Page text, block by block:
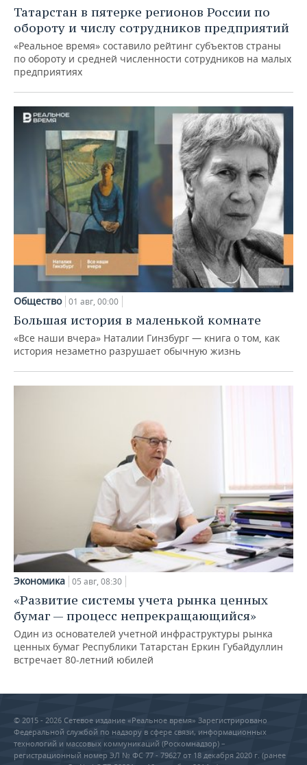
Татарстан в пятерке регионов России по
обороту и числу сотрудников предприятий
«Реальное время» составило рейтинг субъектов страны
по обороту и средней численности сотрудников на малых
предприятиях
Общество 01 авг, 00:00
Большая история в маленькой комнате
«Все наши вчера» Наталии Гинзбург — книга о том, как
история незаметно разрушает обычную жизнь
Экономика 05 авг, 08:30
«Развитие системы учета рынка ценных
бумаг — процесс непрекращающийся»
Один из основателей учетной инфраструктуры рынка
ценных бумаг Республики Татарстан Еркин Губайдуллин
встречает 80-летний юбилей
© 2015 - 2026 Сетевое издание «Реальное время» Зарегистрировано
Федеральной службой по надзору в сфере связи, информационных
технологий и массовых коммуникаций (Роскомнадзор) –
регистрационный номер ЭЛ № ФС 77 - 79627 от 18 декабря 2020 г. (ранее